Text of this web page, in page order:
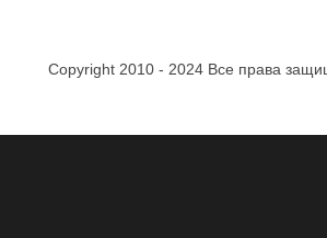
Copyright 2010 - 2024 Все права